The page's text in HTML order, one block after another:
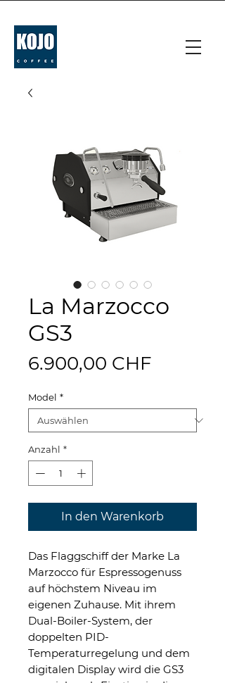
La Marzocco
GS3
6.900,00 CHFPreis
Model *
Anzahl *
In den Warenkorb
Das Flaggschiff der Marke La
Marzocco für Espressogenuss
auf höchstem Niveau im
eigenen Zuhause. Mit ihrem
Dual-Boiler-System, der
doppelten PID-
Temperaturregelung und dem
digitalen Display wird die GS3